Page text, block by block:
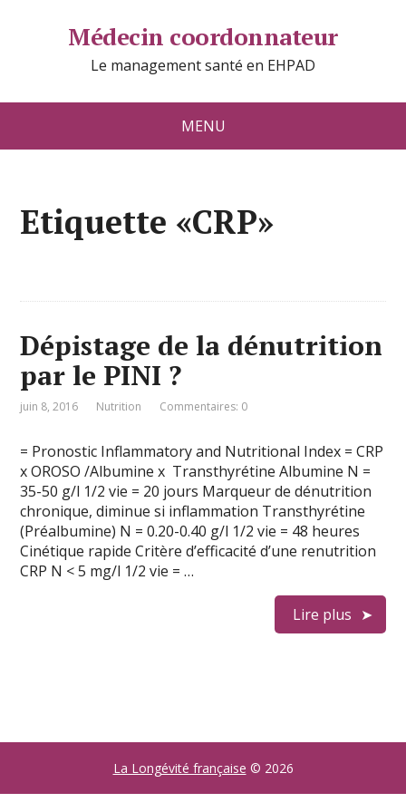
Médecin coordonnateur
Le management santé en EHPAD
MENU
Etiquette «CRP»
Dépistage de la dénutrition
par le PINI ?
juin 8, 2016 Nutrition Commentaires: 0
= Pronostic Inflammatory and Nutritional Index = CRP
x OROSO /Albumine x Transthyrétine Albumine N =
35-50 g/l 1/2 vie = 20 jours Marqueur de dénutrition
chronique, diminue si inflammation Transthyrétine
(Préalbumine) N = 0.20-0.40 g/l 1/2 vie = 48 heures
Cinétique rapide Critère d’efficacité d’une renutrition
CRP N < 5 mg/l 1/2 vie = …
Lire plus
La Longévité française © 2026